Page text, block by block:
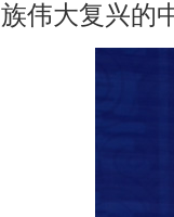
族伟大复兴的